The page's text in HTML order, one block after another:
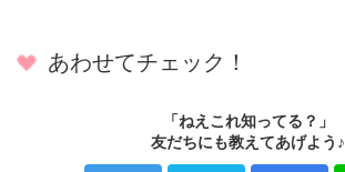
あわせてチェック！
「ねえこれ知ってる？」
友だちにも教えてあげよう♪